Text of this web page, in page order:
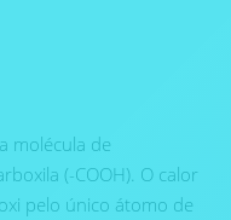
molécula de
(-COOH). O calor
pelo único átomo de